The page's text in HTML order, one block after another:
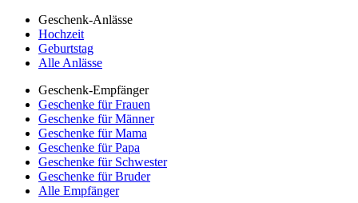
Geschenk-Anlässe
Hochzeit
Geburtstag
Alle Anlässe
Geschenk-Empfänger
Geschenke für Frauen
Geschenke für Männer
Geschenke für Mama
Geschenke für Papa
Geschenke für Schwester
Geschenke für Bruder
Alle Empfänger